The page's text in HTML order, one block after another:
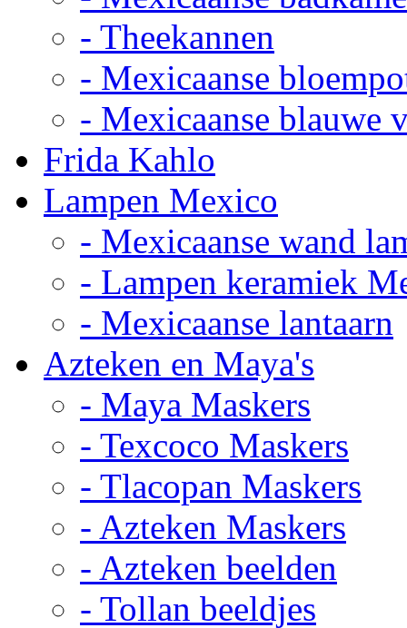
- Theekannen
- Mexicaanse
- Mexicaanse blauwe
Frida Kahlo
Lampen Mexico
- Mexicaanse wand
- Lampen keramiek
- Mexicaanse lantaarn
Azteken en Maya's
- Maya Maskers
- Texcoco Maskers
- Tlacopan Maskers
- Azteken Maskers
- Azteken beelden
- Tollan beeldjes